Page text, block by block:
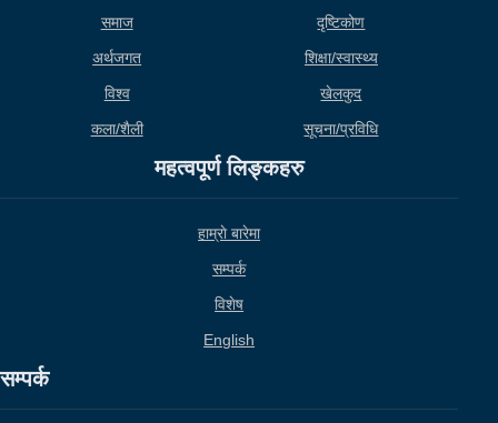
समाज
दृष्टिकोण
अर्थजगत
शिक्षा/स्वास्थ्य
विश्व
खेलकुद
कला/शैली
सूचना/प्रविधि
महत्वपूर्ण लिङ्कहरु
हाम्राे बारेमा
सम्पर्क
विशेष
English
सम्पर्क